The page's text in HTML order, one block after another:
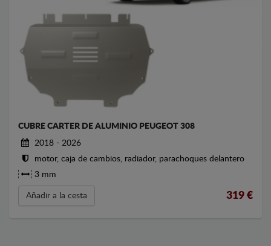
CUBRE CARTER DE ALUMINIO PEUGEOT 308
2018 - 2026
motor, caja de cambios, radiador, parachoques delantero
3 mm
Añadir a la cesta 319 €